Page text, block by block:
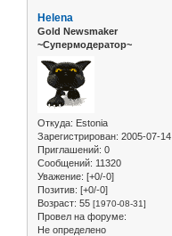
Helena
Gold Newsmaker
~Супермодератор~
Откуда: Estonia
Зарегистрирован: 2005-07-14
Приглашений: 0
Сообщений: 11320
Уважение: [+0/-0]
Позитив: [+0/-0]
Возраст: 55 [1970-08-31]
Провел на форуме:
Не определено